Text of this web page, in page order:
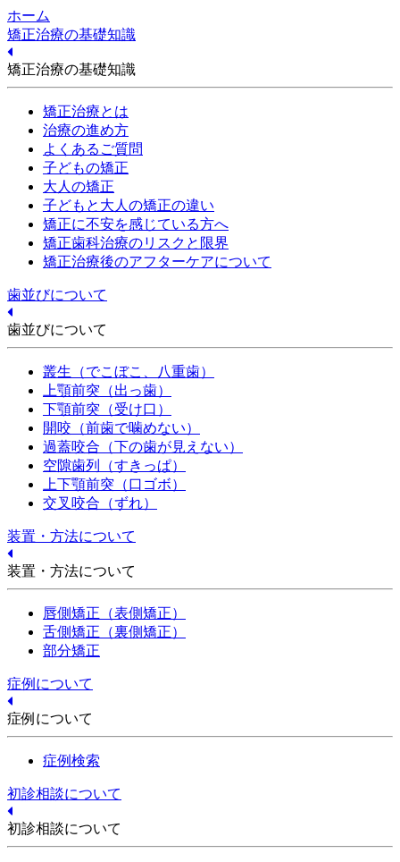
ホーム
矯正治療の基礎知識
矯正治療の基礎知識
矯正治療とは
治療の進め方
よくあるご質問
子どもの矯正
大人の矯正
子どもと大人の矯正の違い
矯正に不安を感じている方へ
矯正歯科治療のリスクと限界
矯正治療後のアフターケアについて
歯並びについて
歯並びについて
叢生（でこぼこ、八重歯）
上顎前突（出っ歯）
下顎前突（受け口）
開咬（前歯で噛めない）
過蓋咬合（下の歯が見えない）
空隙歯列（すきっぱ）
上下顎前突（口ゴボ）
交叉咬合（ずれ）
装置・方法について
装置・方法について
唇側矯正（表側矯正）
舌側矯正（裏側矯正）
部分矯正
症例について
症例について
症例検索
初診相談について
初診相談について